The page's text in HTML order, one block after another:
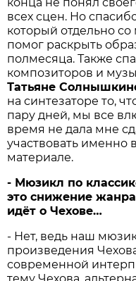
всех сцен. Но
который отдельно
помог раскрыть
полмесяца. Также
композиторов и
Татьяне
на синтезаторе то,
пару дней, мы все
время не дала мне
участвовать именно
материале.
- Мюзикл по
это снижение
идёт о Чехове…
- Нет, ведь наш
произведения
современной